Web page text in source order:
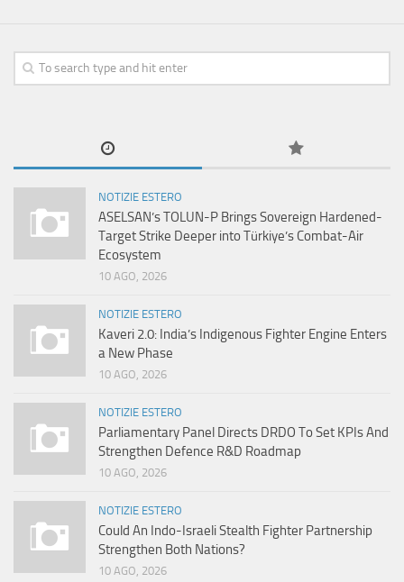
NOTIZIE ESTERO
ASELSAN’s TOLUN-P Brings Sovereign Hardened-
Target Strike Deeper into Türkiye’s Combat-Air
Ecosystem
10 AGO, 2026
NOTIZIE ESTERO
Kaveri 2.0: India’s Indigenous Fighter Engine Enters
a New Phase
10 AGO, 2026
NOTIZIE ESTERO
Parliamentary Panel Directs DRDO To Set KPIs And
Strengthen Defence R&D Roadmap
10 AGO, 2026
NOTIZIE ESTERO
Could An Indo-Israeli Stealth Fighter Partnership
Strengthen Both Nations?
10 AGO, 2026